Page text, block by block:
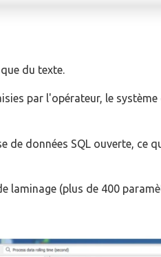
du texte.
par l'opérateur, le
données SQL ouverte, ce
(plus de 400